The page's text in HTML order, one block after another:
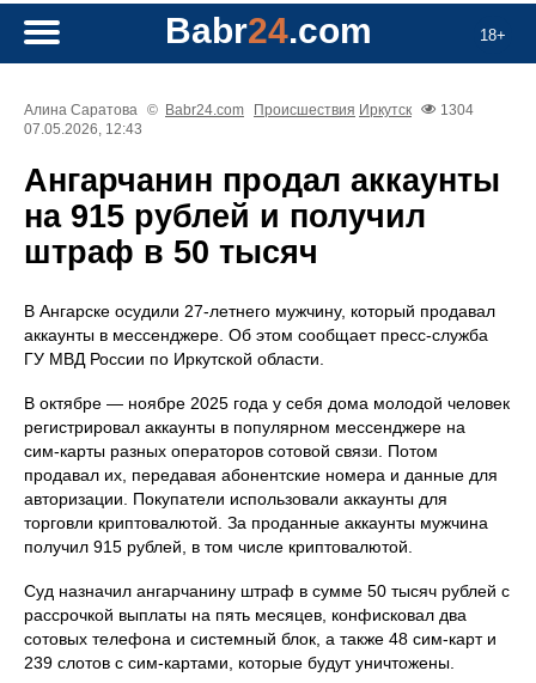
18+
Babr24.com
Алина Саратова © Babr24.com Происшествия Иркутск
1304
07.05.2026, 12:43
Ангарчанин продал аккаунты
на 915 рублей и получил
штраф в 50 тысяч
В Ангарске осудили 27‑летнего мужчину, который продавал
аккаунты в мессенджере. Об этом сообщает пресс‑служба
ГУ МВД России по Иркутской области.
В октябре — ноябре 2025 года у себя дома молодой человек
регистрировал аккаунты в популярном мессенджере на
сим‑карты разных операторов сотовой связи. Потом
продавал их, передавая абонентские номера и данные для
авторизации. Покупатели использовали аккаунты для
торговли криптовалютой. За проданные аккаунты мужчина
получил 915 рублей, в том числе криптовалютой.
Суд назначил ангарчанину штраф в сумме 50 тысяч рублей с
рассрочкой выплаты на пять месяцев, конфисковал два
сотовых телефона и системный блок, а также 48 сим‑карт и
239 слотов с сим‑картами, которые будут уничтожены.